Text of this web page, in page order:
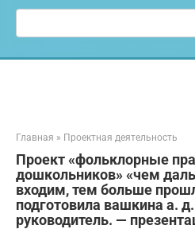
Поиск:
Главная » Проектная деятельность
Проект «фольклорные
дошкольников» «чем
входим, тем больше
подготовила вашкина а.
руководитель. —